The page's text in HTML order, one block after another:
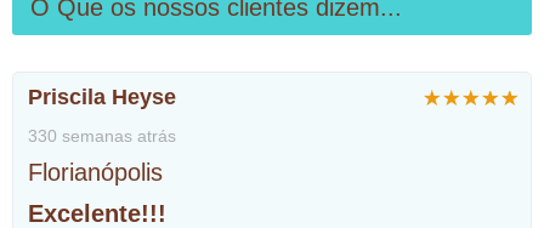
O Que os nossos clientes dizem...
Priscila Heyse
330 semanas atrás
Florianópolis
Excelente!!!